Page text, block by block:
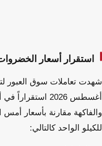
استقرار أسعار
أغسطس 2026
والفاكهة مقارنة بأسعار أمس
للكيلو الواحد كالتالي: